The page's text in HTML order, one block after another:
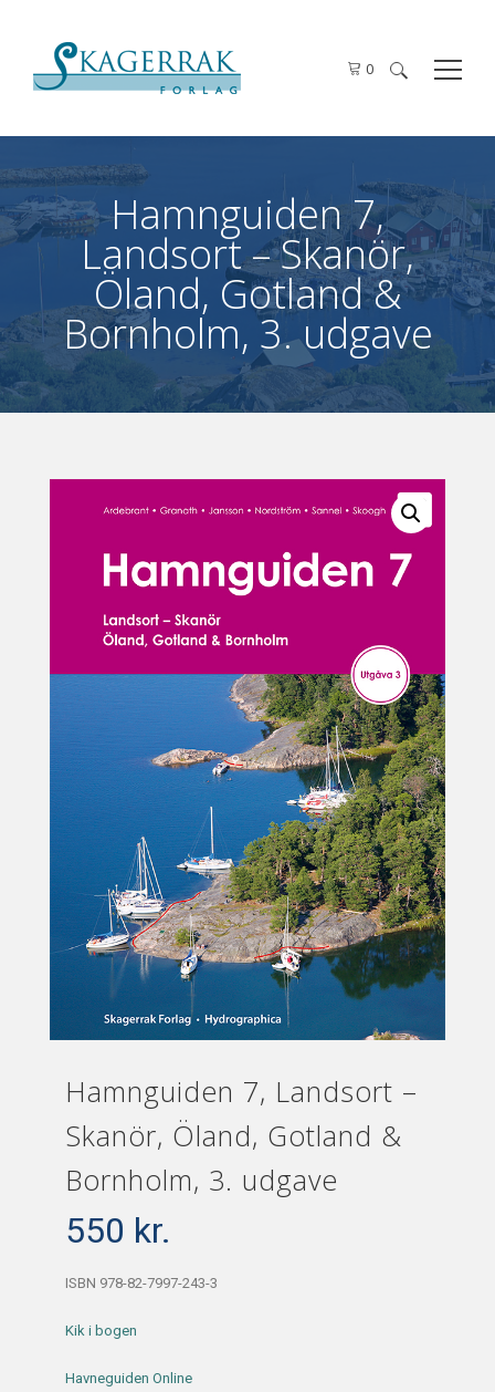
0
Søg
efter:
Hamnguiden 7,
Landsort – Skanör,
Öland, Gotland &
Bornholm, 3. udgave
Hamnguiden 7, Landsort –
Skanör, Öland, Gotland &
Bornholm, 3. udgave
550 kr.
ISBN 978-82-7997-243-3
Kik i bogen
Havneguiden Online